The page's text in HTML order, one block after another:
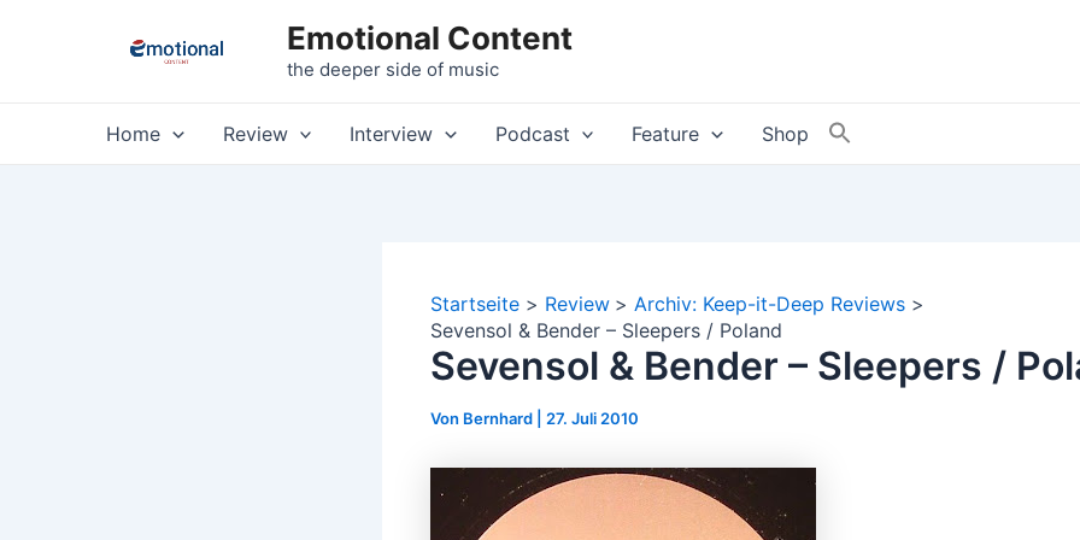
Emotional Content
the deeper side of music
Home Review Interview Podcast Feature Shop
Startseite Review
Archiv: Keep-it-Deep Reviews
Sevensol & Bender – Sleepers / Poland
Sevensol & Bender – Sleepers /
Von Bernhard 27. Juli 2010